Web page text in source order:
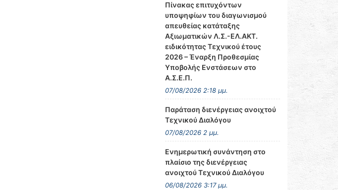
Πίνακας επιτυχόντων
υποψηφίων του διαγωνισμού
απευθείας κατάταξης
Αξιωματικών Λ.Σ.-ΕΛ.ΑΚΤ.
ειδικότητας Τεχνικού έτους
2026 – Έναρξη Προθεσμίας
Υποβολής Ενστάσεων στο
Α.Σ.Ε.Π.
07/08/2026 2:18 μμ.
Παράταση διενέργειας ανοιχτού
Τεχνικού Διαλόγου
07/08/2026 2 μμ.
Ενημερωτική συνάντηση στο
πλαίσιο της διενέργειας
ανοιχτού Τεχνικού Διαλόγου
06/08/2026 3:17 μμ.